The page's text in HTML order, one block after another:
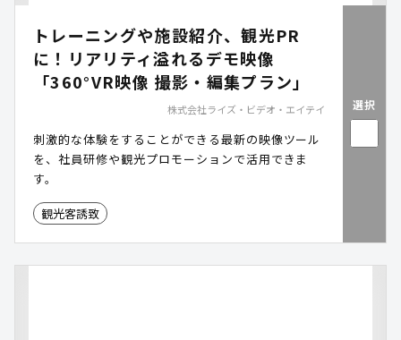
トレーニングや施設紹介、観光PR
に！リアリティ溢れるデモ映像
「360°VR映像 撮影・編集プラン」
株式会社ライズ・ビデオ・エイテイ
刺激的な体験をすることができる最新の映像ツール
を、社員研修や観光プロモーションで活用できま
す。
観光客誘致
選択